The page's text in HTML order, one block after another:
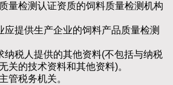
量检测认证资质的饲料质量检测机构
提供生产企业的饲料产品质量检测
税人提供的其他资料(不包括与纳税
关的技术资料和其他资料)。
税务机关。